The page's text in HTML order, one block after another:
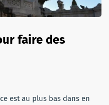
faire des
est au plus bas dans en